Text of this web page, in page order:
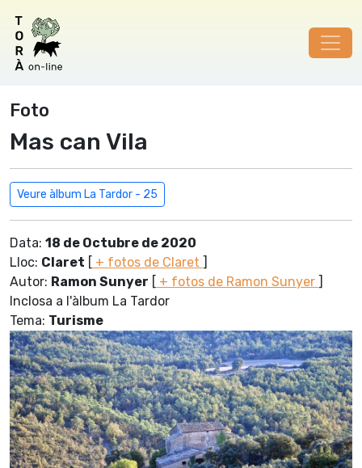
Foto
Mas can Vila
Veure àlbum La Tardor - 25
Data: 18 de Octubre de 2020
Lloc: Claret [ + fotos de Claret ]
Autor: Ramon Sunyer [ + fotos de Ramon Sunyer ]
Inclosa a l'àlbum La Tardor
Tema: Turisme